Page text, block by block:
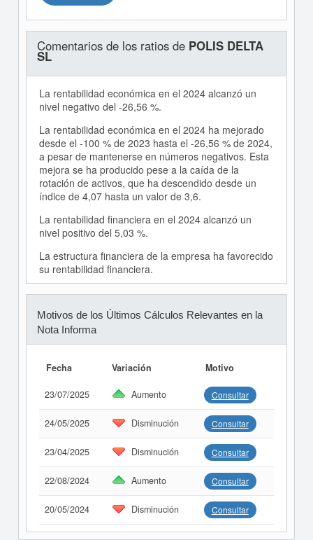
Comentarios de los ratios de POLIS DELTA
SL
La rentabilidad económica en el 2024 alcanzó un
nivel negativo del -26,56 %.
La rentabilidad económica en el 2024 ha mejorado
desde el -100 % de 2023 hasta el -26,56 % de 2024,
a pesar de mantenerse en números negativos. Esta
mejora se ha producido pese a la caída de la
rotación de activos, que ha descendido desde un
índice de 4,07 hasta un valor de 3,6.
La rentabilidad financiera en el 2024 alcanzó un
nivel positivo del 5,03 %.
La estructura financiera de la empresa ha favorecido
su rentabilidad financiera.
Motivos de los Últimos Cálculos Relevantes en la
Nota Informa
Fecha Variación Motivo
23/07/2025 Aumento Consultar
24/05/2025 Disminución Consultar
23/04/2025 Disminución Consultar
22/08/2024 Aumento Consultar
20/05/2024 Disminución Consultar